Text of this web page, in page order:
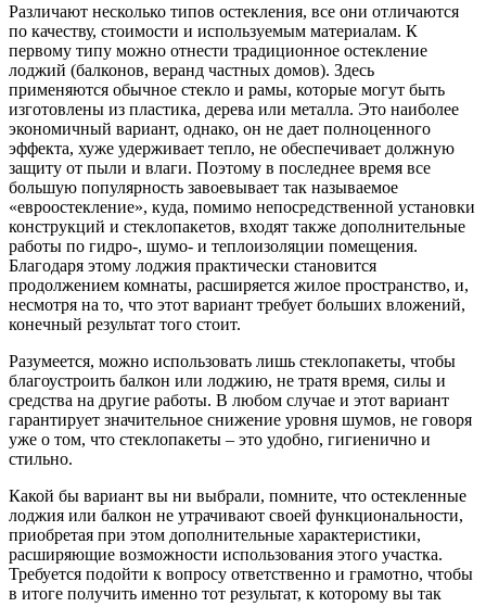
Различают несколько типов остекления, все они отличаются
по качеству, стоимости и используемым материалам. К
первому типу можно отнести традиционное остекление
лоджий (балконов, веранд частных домов). Здесь
применяются обычное стекло и рамы, которые могут быть
изготовлены из пластика, дерева или металла. Это наиболее
экономичный вариант, однако, он не дает полноценного
эффекта, хуже удерживает тепло, не обеспечивает должную
защиту от пыли и влаги. Поэтому в последнее время все
большую популярность завоевывает так называемое
«евроостекление», куда, помимо непосредственной установки
конструкций и стеклопакетов, входят также дополнительные
работы по гидро-, шумо- и теплоизоляции помещения.
Благодаря этому лоджия практически становится
продолжением комнаты, расширяется жилое пространство, и,
несмотря на то, что этот вариант требует больших вложений,
конечный результат того стоит.
Разумеется, можно использовать лишь стеклопакеты, чтобы
благоустроить балкон или лоджию, не тратя время, силы и
средства на другие работы. В любом случае и этот вариант
гарантирует значительное снижение уровня шумов, не говоря
уже о том, что стеклопакеты – это удобно, гигиенично и
стильно.
Какой бы вариант вы ни выбрали, помните, что остекленные
лоджия или балкон не утрачивают своей функциональности,
приобретая при этом дополнительные характеристики,
расширяющие возможности использования этого участка.
Требуется подойти к вопросу ответственно и грамотно, чтобы
в итоге получить именно тот результат, к которому вы так